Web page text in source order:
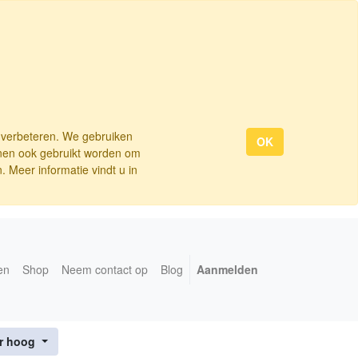
We gebruiken
ook gebruikt worden om
Meer informatie vindt u in
OK
Shop Neem contact op Blog Aanmelden
hoog